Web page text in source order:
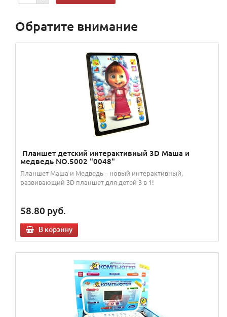
Обратите внимание
Планшет детский интерактивный 3D Маша и
медведь NO.5002 "0048"
Планшет Маша и Медведь – новый интерактивный,
развивающий 3D планшет для детей 3 в 1!
58.80 руб.
В корзину